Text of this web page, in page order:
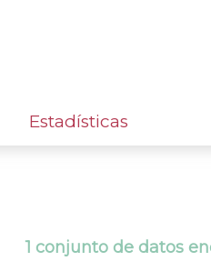
Estadísticas
1 conjunto de datos